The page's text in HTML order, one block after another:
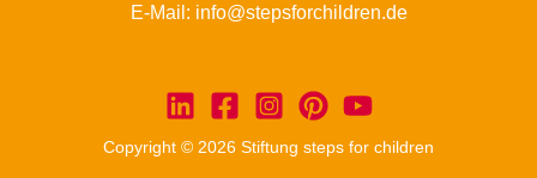
E-Mail: info@stepsforchildren.de
Copyright © 2026 Stiftung steps for children